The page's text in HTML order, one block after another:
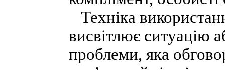
Техніка
висвітлює ситуацію
проблеми, яка